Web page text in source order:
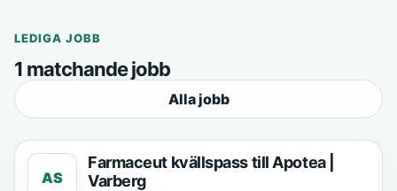
LEDIGA JOBB
1 matchande jobb
Alla jobb
AS
Farmaceut kvällspass till Apotea |
Varberg